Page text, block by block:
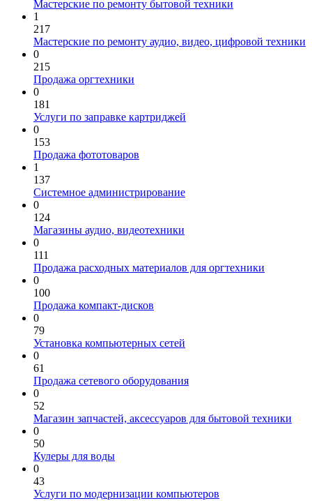
Мастерские по ремонту бытовой техники
1
217
Мастерские по ремонту аудио, видео, цифровой техники
0
215
Продажа оргтехники
0
181
Услуги по заправке картриджей
0
153
Продажа фототоваров
1
137
Системное администрирование
0
124
Магазины аудио, видеотехники
0
111
Продажа расходных материалов для оргтехники
0
100
Продажа компакт-дисков
0
79
Установка компьютерных сетей
0
61
Продажа сетевого оборудования
0
52
Магазин запчастей, аксессуаров для бытовой техники
0
50
Кулеры для воды
0
43
Услуги по модернизации компьютеров